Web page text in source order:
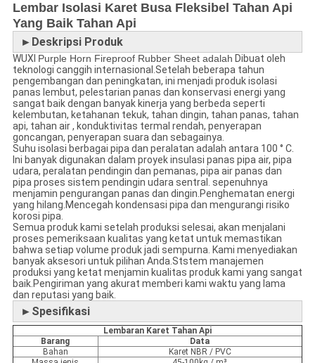
Lembar Isolasi Karet Busa Fleksibel Tahan Api
Yang Baik Tahan Api
►Deskripsi Produk
WUXI Purple Horn Fireproof Rubber Sheet adalah Dibuat oleh
teknologi canggih internasional.Setelah beberapa tahun
pengembangan dan peningkatan, ini menjadi produk isolasi
panas lembut, pelestarian panas dan konservasi energi yang
sangat baik dengan banyak kinerja yang berbeda seperti
kelembutan, ketahanan tekuk, tahan dingin, tahan panas, tahan
api, tahan air , konduktivitas termal rendah, penyerapan
goncangan, penyerapan suara dan sebagainya.
Suhu isolasi berbagai pipa dan peralatan adalah antara 100 ° C.
Ini banyak digunakan dalam proyek insulasi panas pipa air, pipa
udara, peralatan pendingin dan pemanas, pipa air panas dan
pipa proses sistem pendingin udara sentral. sepenuhnya
menjamin pengurangan panas dan dingin.Penghematan energi
yang hilang.Mencegah kondensasi pipa dan mengurangi risiko
korosi pipa.
Semua produk kami setelah produksi selesai, akan menjalani
proses pemeriksaan kualitas yang ketat untuk memastikan
bahwa setiap volume produk jadi sempurna. Kami menyediakan
banyak aksesori untuk pilihan Anda.Ststem manajemen
produksi yang ketat menjamin kualitas produk kami yang sangat
baik.Pengiriman yang akurat memberi kami waktu yang lama
dan reputasi yang baik.
►Spesifikasi
Lembaran Karet Tahan Api
Barang
Data
Bahan
Karet NBR / PVC